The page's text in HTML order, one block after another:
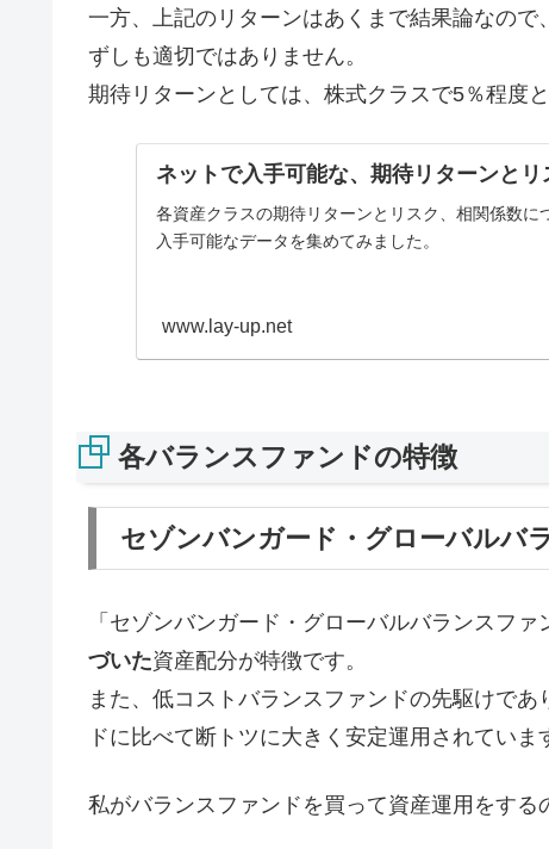
一方、上記のリターンはあくまで結果論なの
ずしも適切ではありません。
期待リターンとしては、株式クラスで5％程度
ネットで入手可能な、期待リターンと
各資産クラスの期待リターンとリスク、相関係数に
入手可能なデータを集めてみました。
www.lay-up.net
各バランスファンドの特徴
セゾンバンガード・グローバルバ
「セゾンバンガード・グローバルバランスフ
づいた資産配分が特徴です。
また、低コストバランスファンドの先駆けで
ドに比べて断トツに大きく安定運用されていま
私がバランスファンドを買って資産運用をする